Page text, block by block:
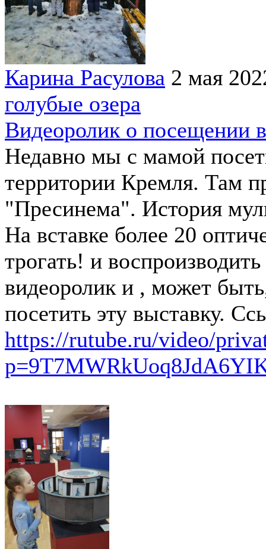
Карина Расулова 2 мая
голубые озера
Видеоролик о посещении
Недавно мы с мамой
территории Кремля. Там
"Пресинема". История
На вставке более 20
трогать! и
видеоролик и , может
посетить эту выставку.
https://rutube.ru/video/